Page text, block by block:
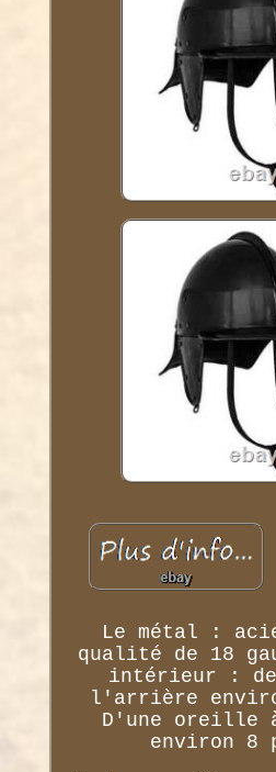
Le métal :
qualité de 18
intérieur :
l'arrière
D'une oreille
environ 8